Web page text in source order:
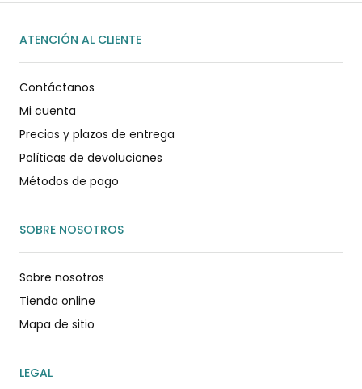
ATENCIÓN AL CLIENTE
Contáctanos
Mi cuenta
Precios y plazos de entrega
Políticas de devoluciones
Métodos de pago
SOBRE NOSOTROS
Sobre nosotros
Tienda online
Mapa de sitio
LEGAL